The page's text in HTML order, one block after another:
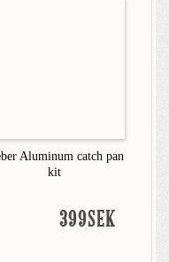
Aluminum catch pan
kit
399SEK